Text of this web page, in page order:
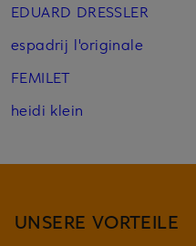
EDUARD DRESSLER
espadrij l'originale
FEMILET
heidi klein
UNSERE VORTEILE